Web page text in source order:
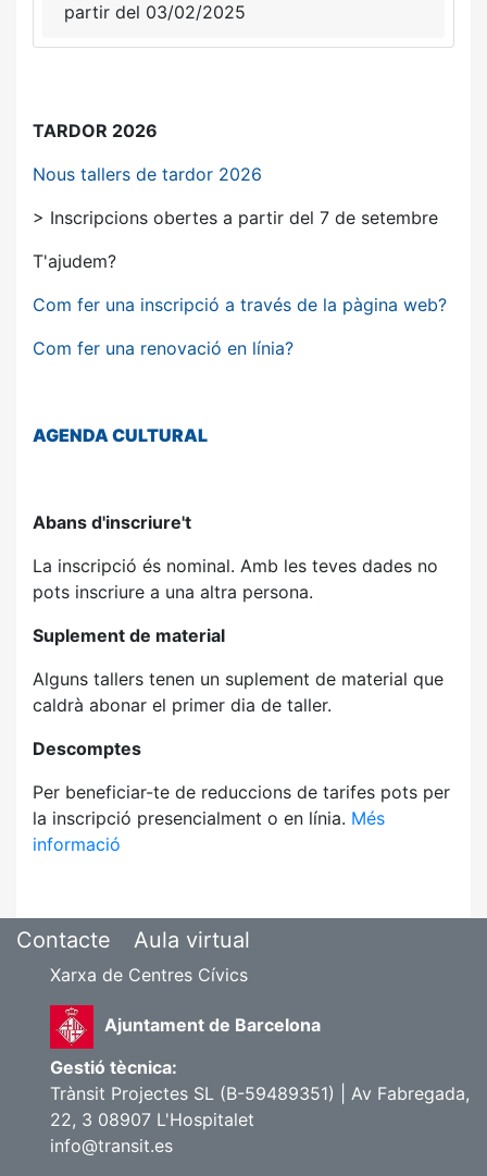
partir del 03/02/2025
TARDOR 2026
Nous tallers de tardor 2026
> Inscripcions obertes a partir del 7 de setembre
T'ajudem?
Com fer una inscripció a través de la pàgina web?
Com fer una renovació en línia?
AGENDACULTURAL
Abans d'inscriure't
La inscripció és nominal. Amb les teves dades no
pots inscriure a una altra persona.
Suplement de material
Alguns tallers tenen un suplement de material que
caldrà abonar el primer dia de taller.
Descomptes
Per beneficiar-te de reduccions de tarifes pots per
la inscripció presencialment o en línia. Més
informació
Contacte Aula virtual
Xarxa de Centres Cívics
Ajuntament de Barcelona
Gestió tècnica:
Trànsit Projectes SL (B-59489351) | Av Fabregada,
22, 3 08907 L'Hospitalet
info@transit.es